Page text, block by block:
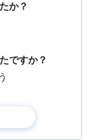
か？
ですか？